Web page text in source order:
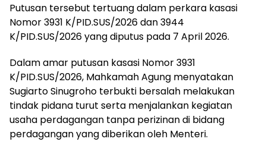
Putusan tersebut tertuang dalam perkara kasasi
Nomor 3931 K/PID.SUS/2026 dan 3944
K/PID.SUS/2026 yang diputus pada 7 April 2026.
Dalam amar putusan kasasi Nomor 3931
K/PID.SUS/2026, Mahkamah Agung menyatakan
Sugiarto Sinugroho terbukti bersalah melakukan
tindak pidana turut serta menjalankan kegiatan
usaha perdagangan tanpa perizinan di bidang
perdagangan yang diberikan oleh Menteri.